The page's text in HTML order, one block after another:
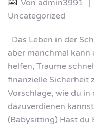
Von admin3991
Uncategorized
Das Leben in der
aber manchmal kann
helfen, Träume
finanzielle Sicherheit
Vorschläge, wie du in
dazuverdienen
(Babysitting) Hast du